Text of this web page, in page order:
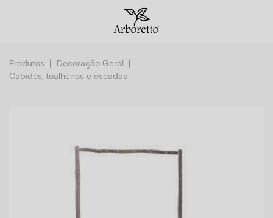
Produtos
Decoração Geral
Cabides, toalheiros e escadas